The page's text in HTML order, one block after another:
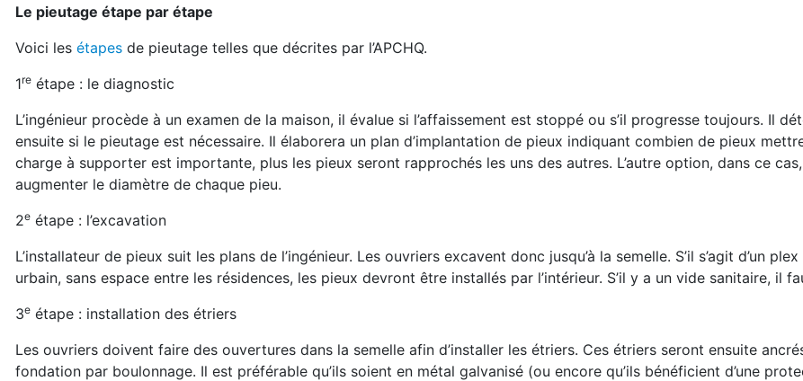
Le pieutage étape par étape
Voici les étapes de pieutage telles que décrites par l’APCHQ.
1re étape : le diagnostic
L’ingénieur procède à un examen de la maison, il évalue si l’affaissement est stoppé ou s’il progresse toujours. Il
ensuite si le pieutage est nécessaire. Il élaborera un plan d’implantation de pieux indiquant combien de pieux
charge à supporter est importante, plus les pieux seront rapprochés les uns des autres. L’autre option, dans ce
augmenter le diamètre de chaque pieu.
2e étape : l’excavation
L’installateur de pieux suit les plans de l’ingénieur. Les ouvriers excavent donc jusqu’à la semelle. S’il s’agit d’un
urbain, sans espace entre les résidences, les pieux devront être installés par l’intérieur. S’il y a un vide sanitaire, il
3e étape : installation des étriers
Les ouvriers doivent faire des ouvertures dans la semelle afin d’installer les étriers. Ces étriers seront ensuite
fondation par boulonnage. Il est préférable qu’ils soient en métal galvanisé (ou encore qu’ils bénéficient d’une